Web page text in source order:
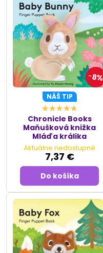
8%
NÁŠ TIP
Chronicle Books
Maňušková knižka
Mláďa králika
Aktuálne nedostupné
7,37 €
Do košíka